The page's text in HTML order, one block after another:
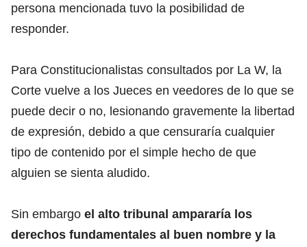
persona mencionada tuvo la posibilidad de
responder.
Para Constitucionalistas consultados por La W, la
Corte vuelve a los Jueces en veedores de lo que se
puede decir o no, lesionando gravemente la libertad
de expresión, debido a que censuraría cualquier
tipo de contenido por el simple hecho de que
alguien se sienta aludido.
Sin embargo el alto tribunal ampararía los
derechos fundamentales al buen nombre y la